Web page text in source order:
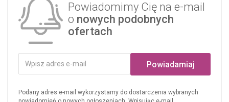
Powiadomimy Cię na e-mail
o nowych podobnych
ofertach
Powiadamiaj
Podany adres e-mail wykorzystamy do dostarczenia wybranych